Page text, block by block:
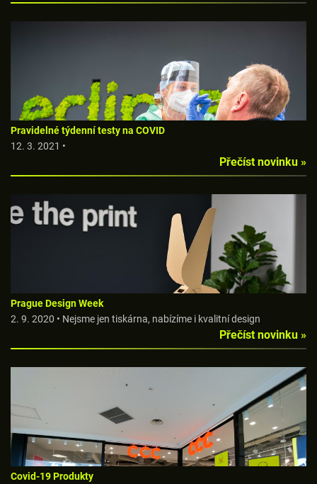
Pravidelné týdenní testy na COVID
12. 3. 2021 •
Přečíst novinku »
Prague Design Week
2. 9. 2020 • Nejsme jen tiskárna, nabízíme i kvalitní design
Přečíst novinku »
Covid-19 Produkty